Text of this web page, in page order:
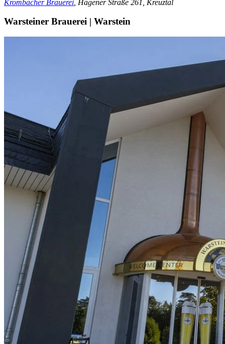
Krombacher Brauerei , Hagener Straße 261, Kreuztal
Warsteiner Brauerei | Warstein